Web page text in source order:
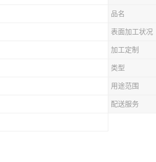
品名
表面加工状况
加工定制
类型
用途范围
配送服务